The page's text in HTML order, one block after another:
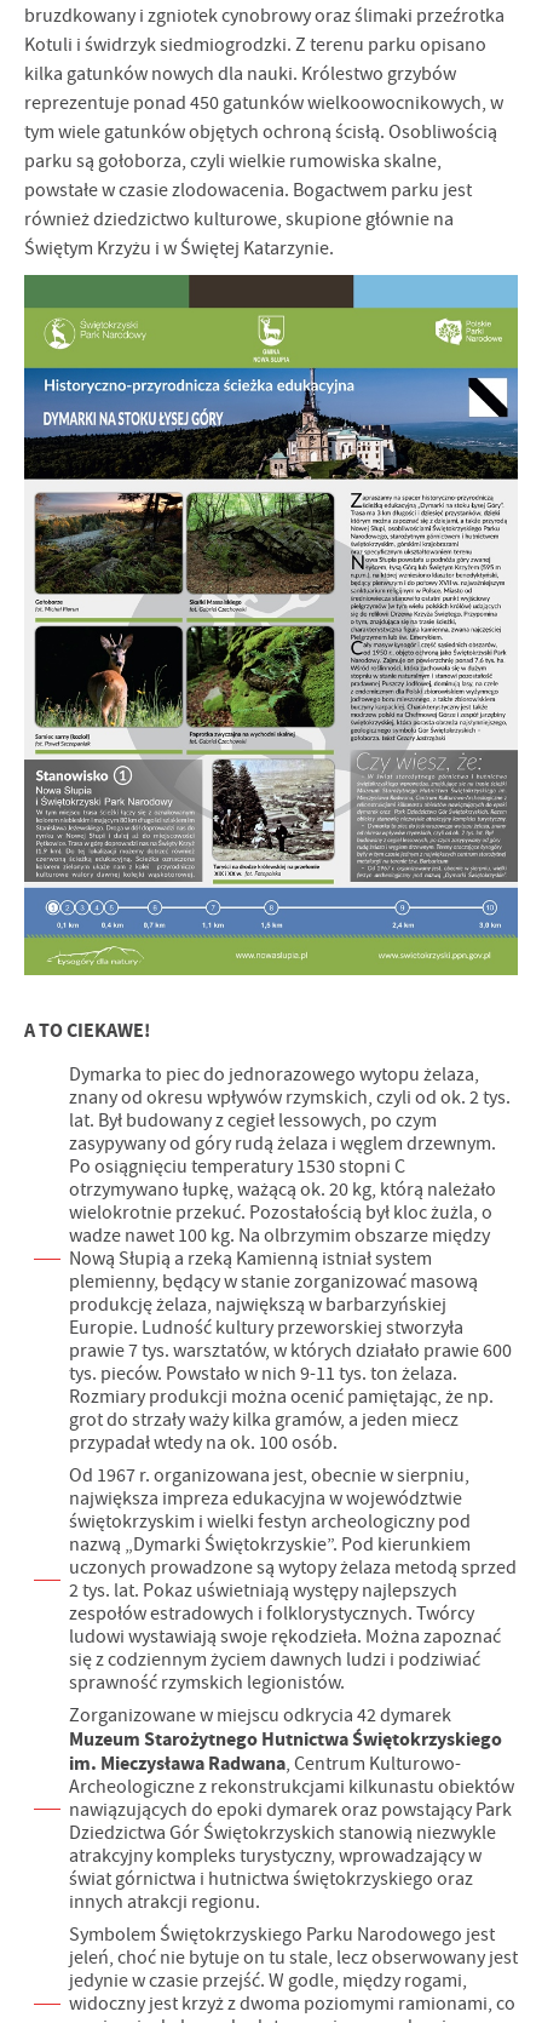
bruzdkowany i zgniotek cynobrowy oraz ślimaki przeźrotka
Kotuli i świdrzyk siedmiogrodzki. Z terenu parku opisano
kilka gatunków nowych dla nauki. Królestwo grzybów
reprezentuje ponad 450 gatunków wielkoowocnikowych, w
tym wiele gatunków objętych ochroną ścisłą. Osobliwością
parku są gołoborza, czyli wielkie rumowiska skalne,
powstałe w czasie zlodowacenia. Bogactwem parku jest
również dziedzictwo kulturowe, skupione głównie na
Świętym Krzyżu i w Świętej Katarzynie.
A TO CIEKAWE!
Dymarka to piec do jednorazowego wytopu żelaza,
znany od okresu wpływów rzymskich, czyli od ok. 2 tys.
lat. Był budowany z cegieł lessowych, po czym
zasypywany od góry rudą żelaza i węglem drzewnym.
Po osiągnięciu temperatury 1530 stopni C
otrzymywano łupkę, ważącą ok. 20 kg, którą należało
wielokrotnie przekuć. Pozostałością był kloc żużla, o
wadze nawet 100 kg. Na olbrzymim obszarze między
Nową Słupią a rzeką Kamienną istniał system
plemienny, będący w stanie zorganizować masową
produkcję żelaza, największą w barbarzyńskiej
Europie. Ludność kultury przeworskiej stworzyła
prawie 7 tys. warsztatów, w których działało prawie 600
tys. pieców. Powstało w nich 9-11 tys. ton żelaza.
Rozmiary produkcji można ocenić pamiętając, że np.
grot do strzały waży kilka gramów, a jeden miecz
przypadał wtedy na ok. 100 osób.
Od 1967 r. organizowana jest, obecnie w sierpniu,
największa impreza edukacyjna w województwie
świętokrzyskim i wielki festyn archeologiczny pod
nazwą „Dymarki Świętokrzyskie”. Pod kierunkiem
uczonych prowadzone są wytopy żelaza metodą sprzed
2 tys. lat. Pokaz uświetniają występy najlepszych
zespołów estradowych i folklorystycznych. Twórcy
ludowi wystawiają swoje rękodzieła. Można zapoznać
się z codziennym życiem dawnych ludzi i podziwiać
sprawność rzymskich legionistów.
Zorganizowane w miejscu odkrycia 42 dymarek
Muzeum Starożytnego Hutnictwa Świętokrzyskiego
im. Mieczysława Radwana, Centrum Kulturowo-
Archeologiczne z rekonstrukcjami kilkunastu obiektów
nawiązujących do epoki dymarek oraz powstający Park
Dziedzictwa Gór Świętokrzyskich stanowią niezwykle
atrakcyjny kompleks turystyczny, wprowadzający w
świat górnictwa i hutnictwa świętokrzyskiego oraz
innych atrakcji regionu.
Symbolem Świętokrzyskiego Parku Narodowego jest
jeleń, choć nie bytuje on tu stale, lecz obserwowany jest
jedynie w czasie przejść. W godle, między rogami,
widoczny jest krzyż z dwoma poziomymi ramionami, co